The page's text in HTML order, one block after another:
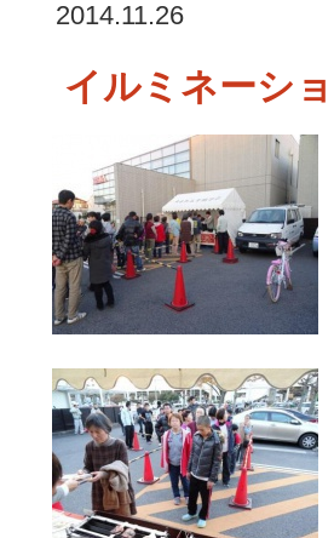
2014.11.26
イルミネーシ